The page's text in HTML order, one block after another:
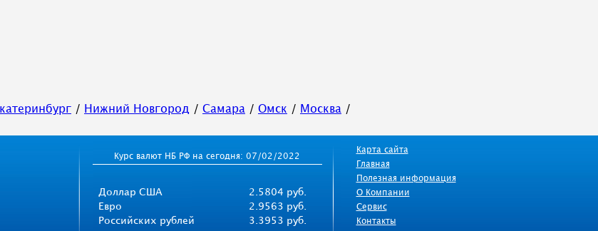
/ Нижний Новгород / Самара / Омск / Москва /
Курс валют НБ РФ на сегодня: 07/02/2022
Доллар США
2.5804 руб.
Евро
2.9563 руб.
Российских рублей
3.3953 руб.
Карта сайта
Главная
Полезная информация
О Компании
Сервис
Контакты